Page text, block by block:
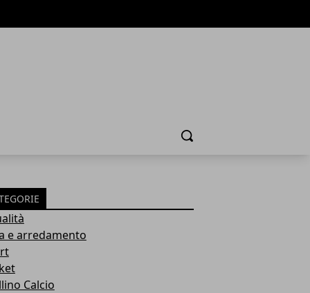
Cerca
e arredamento
Calcio